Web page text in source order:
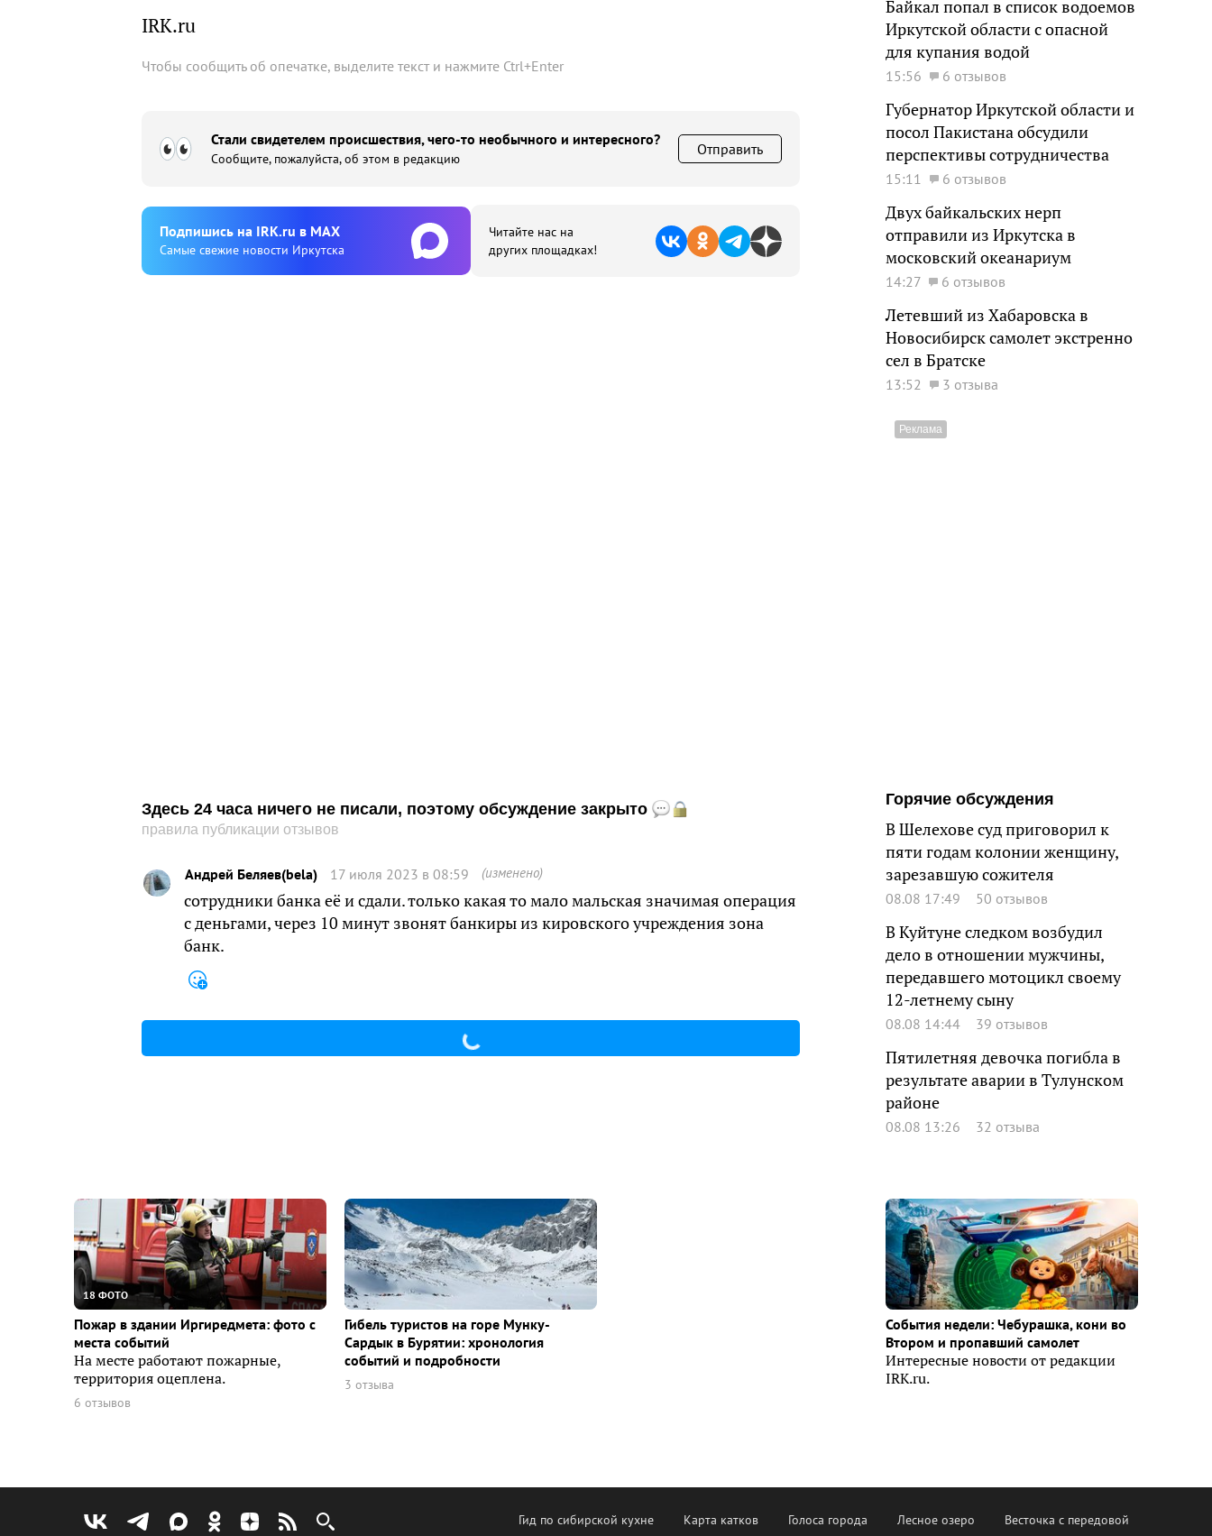
IRK.ru
Чтобы сообщить об опечатке, выделите текст и нажмите Ctrl+Enter
Стали свидетелем происшествия, чего-то необычного и интересного?
Сообщите, пожалуйста, об этом в редакцию
Отправить
Подпишиcь на IRK.ru в MAX
Cамые свежие новости Иркутска
Читайте нас на
других площадках!
Здесь 24 часа ничего не писали, поэтому обсуждение закрыто
правила публикации отзывов
Андрей Беляев(bela) 17 июля 2023 в 08:59 (изменено)
сотрудники банка её и сдали. только какая то мало мальская значимая операция
с деньгами, через 10 минут звонят банкиры из кировского учреждения зона
банк.
Байкал попал в список водоемов
Иркутской области с опасной
для купания водой
15:56 6 отзывов
Губернатор Иркутской области и
посол Пакистана обсудили
перспективы сотрудничества
15:11 6 отзывов
Двух байкальских нерп
отправили из Иркутска в
московский океанариум
14:27 6 отзывов
Летевший из Хабаровска в
Новосибирск самолет экстренно
сел в Братске
13:52 3 отзыва
Горячие обсуждения
В Шелехове суд приговорил к
пяти годам колонии женщину,
зарезавшую сожителя
08.08 17:49 50 отзывов
В Куйтуне следком возбудил
дело в отношении мужчины,
передавшего мотоцикл своему
12-летнему сыну
08.08 14:44 39 отзывов
Пятилетняя девочка погибла в
результате аварии в Тулунском
районе
08.08 13:26 32 отзыва
18 ФОТО
Пожар в здании Иргиредмета: фото с
места событий
На месте работают пожарные,
территория оцеплена.
6 отзывов
Гибель туристов на горе Мунку-
Сардык в Бурятии: хронология
событий и подробности
3 отзыва
События недели: Чебурашка, кони во
Втором и пропавший самолет
Интересные новости от редакции
IRK.ru.
Гид по сибирской кухне Карта катков Голоса города Лесное озеро Весточка с передовой